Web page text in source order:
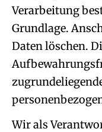
Verarbeitung
Grundlage.
Daten löschen.
Wir als